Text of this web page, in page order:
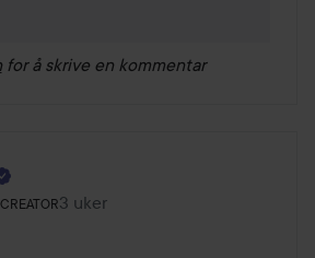
for å skrive en kommentar
rolle: Lyko Creator.
3 uker
Innlegget ble opprettet 3 uker